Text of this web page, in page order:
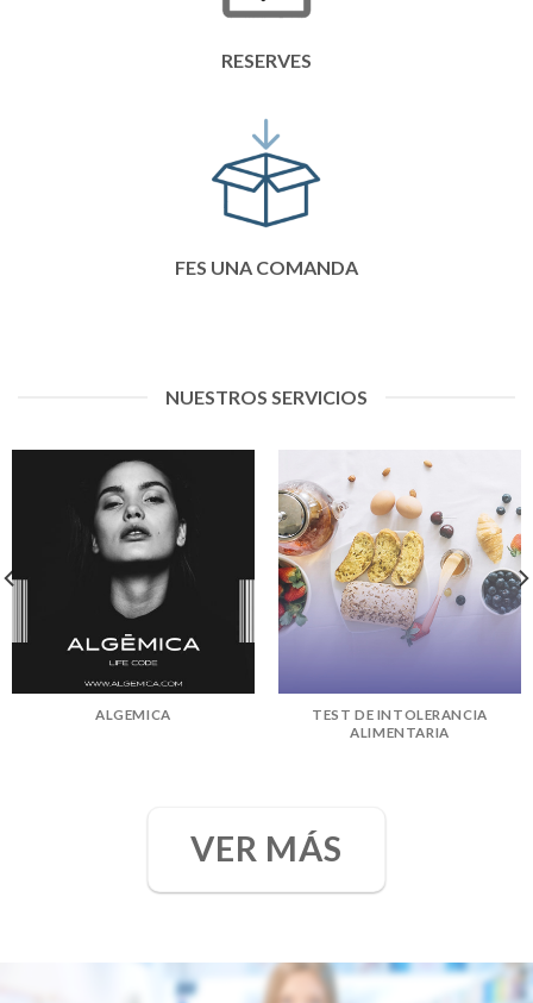
RESERVES
FES UNA COMANDA
NUESTROS SERVICIOS
ALGEMICA
TEST DE INTOLERANCIA
ALIMENTARIA
VER MÁS